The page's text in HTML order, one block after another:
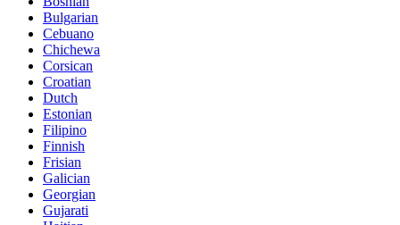
Bulgarian
Cebuano
Chichewa
Corsican
Croatian
Dutch
Estonian
Filipino
Finnish
Frisian
Galician
Georgian
Gujarati